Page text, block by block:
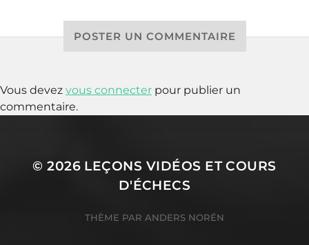
POSTER UN COMMENTAIRE
Vous devez vous connecter pour publier un
commentaire.
© 2026 LEÇONS VIDÉOS ET COURS
D'ÉCHECS
THÈME PAR ANDERS NORÉN